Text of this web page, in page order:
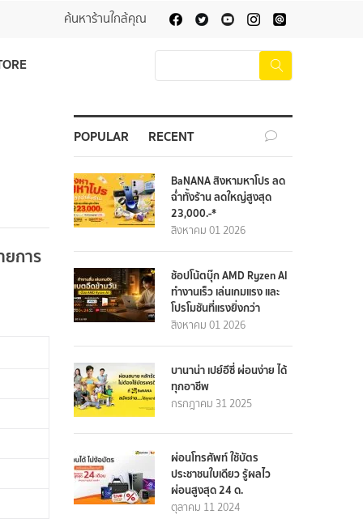
ค้นหาร้านใกล้คุณ
การ
POPULAR RECENT
BaNANA สิงหามหาโปร ลด
ฉ่ำทั้งร้าน ลดใหญ่สูงสุด
23,000.-*
สิงหาคม 01 2026
ช้อปโน้ตบุ๊ก AMD Ryzen AI
ทำงานเร็ว เล่นเกมแรง และ
โปรโมชันที่แรงยิ่งกว่า
สิงหาคม 01 2026
บานาน่า เปย์อีซี่ ผ่อนง่าย ได้
ทุกอาชีพ
กรกฎาคม 31 2025
ผ่อนโทรศัพท์ ใช้บัตร
ประชาชนใบเดียว รู้ผลไว
ผ่อนสูงสุด 24 ด.
ตุลาคม 11 2024